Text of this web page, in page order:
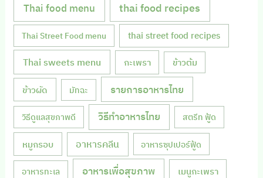
Thai food menu thai food recipes
Thai Street Food menu thai street food recipes
Thai sweets menu กะเพรา ข้าวต้ม
ข้าวผัด มัทฉะ รายการอาหารไทย
วิธีดูแลสุขภาพดี วิธีทำอาหารไทย สตรีท ฟู้ด
หมูกรอบ อาหารคลีน อาหารซุปเปอร์ฟู้ด
อาหารทะเล อาหารเพื่อสุขภาพ เมนูกะเพรา